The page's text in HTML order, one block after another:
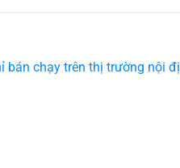
bán chạy trên thị trường nội